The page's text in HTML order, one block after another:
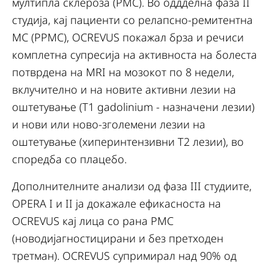
студија, кај пациенти со релапсно-ремитентна
МС (РРМС), OCREVUS покажал брза и речиси
комплетна супресија на активноста на болеста
потврдена на MRI на мозокот по 8 недели,
вклучително и на новите активни лезии на
оштетување (T1 gadolinium - назначени лезии)
и нови или ново-зголемени лезии на
оштетување (хиперинтензивни T2 лезии), во
споредба со плацебо.
Дополнителните анализи од фаза III студиите,
OPERA I и II ја докажале ефикасноста на
OCREVUS кај лица со рана РМС
(новодијагностицирани и без претходен
третман). OCREVUS супримирал над 90% од